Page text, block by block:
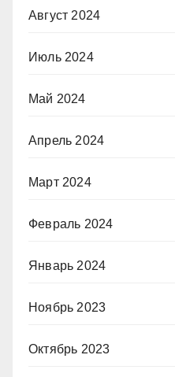
Август 2024
Июль 2024
Май 2024
Апрель 2024
Март 2024
Февраль 2024
Январь 2024
Ноябрь 2023
Октябрь 2023